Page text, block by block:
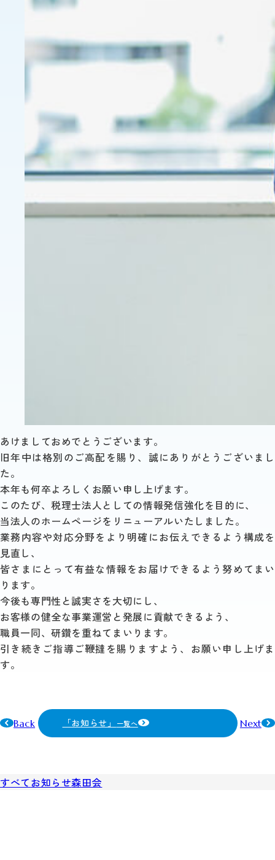
あけましておめでとうございます。
旧年中は格別のご高配を賜り、誠にありがとうございまし
た。
本年も何卒よろしくお願い申し上げます。
このたび、税理士法人としての情報発信強化を目的に、
当法人のホームページをリニューアルいたしました。
業務内容や対応分野をより明確にお伝えできるよう構成を
見直し、
皆さまにとって有益な情報をお届けできるよう努めてまい
ります。
今後も専門性と誠実さを大切にし、
お客様の健全な事業運営と発展に貢献できるよう、
職員一同、研鑽を重ねてまいります。
引き続きご指導ご鞭撻を賜りますよう、お願い申し上げま
す。
Back 「お知らせ」 一覧へ Next
すべてお知らせ森田会